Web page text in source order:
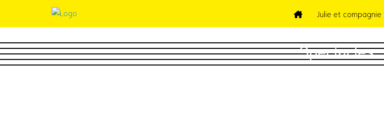
Julie et compagnie
Spectacles